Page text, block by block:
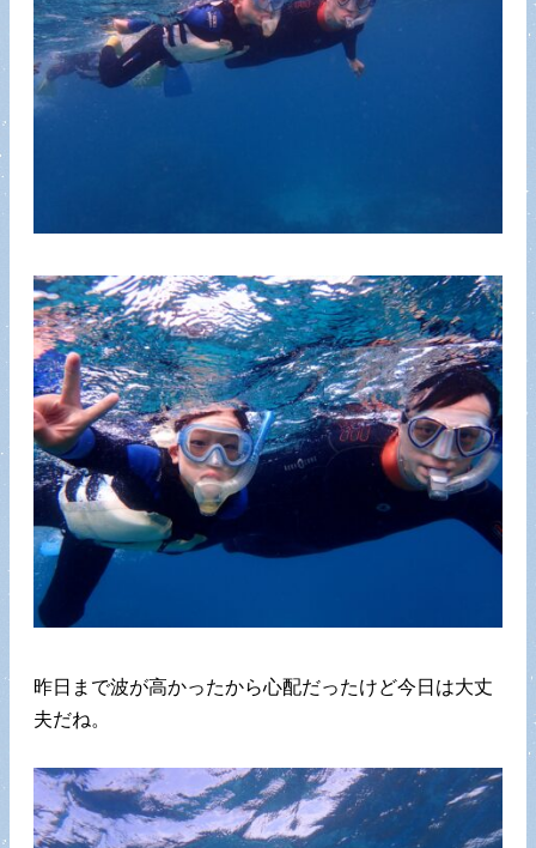
昨日まで波が高かったから心配だったけど今日は大丈
夫だね。